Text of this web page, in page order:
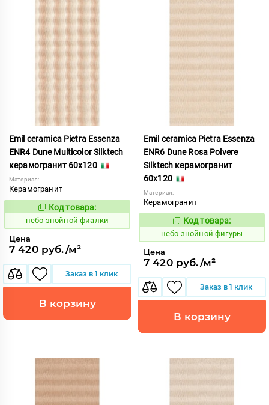
Emil ceramica Pietra Essenza
ENR4 Dune Multicolor Silktech
керамогранит 60x120
Материал:
Керамогранит
1113489
Код товара:
небо знойной фиалки
Цена
7 420 руб./м²
Заказ в 1 клик
В корзину
Emil ceramica Pietra Essenza
ENR6 Dune Rosa Polvere
Silktech керамогранит
60x120
Материал:
Керамогранит
1113490
Код товара:
небо знойной фигуры
Цена
7 420 руб./м²
Заказ в 1 клик
В корзину